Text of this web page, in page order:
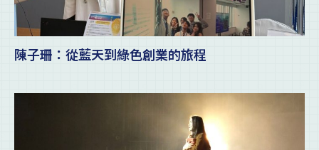
陳子珊：從藍天到綠色創業的旅程